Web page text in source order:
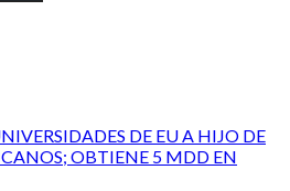
DE EU A HIJO DE
OBTIENE 5 MDD EN